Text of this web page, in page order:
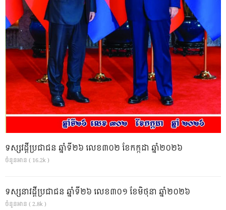
ទស្សវដ្តីប្រជាជន ឆ្នាំទី២៦ លេខ៣០២ ខែកក្កដា ឆ្នាំ២០២៦
ចំនួនអាន ( 16.2k )
ទស្សនាវដ្ដីប្រជាជន ឆ្នាំទី២៦ លេខ៣០១ ខែមិថុនា ឆ្នាំ២០២៦
ចំនួនអាន ( 2.8k )